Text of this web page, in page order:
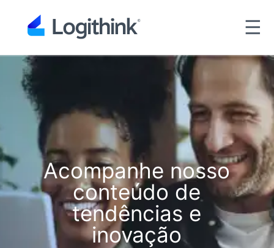
☰
Acompanhe nosso
conteúdo de
tendências e
inovação